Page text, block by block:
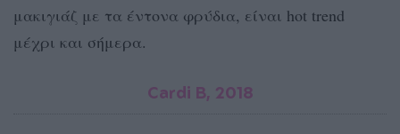
μακιγιάζ με τα έντονα φρύδια, είναι hot trend
μέχρι και σήμερα.
Cardi B, 2018